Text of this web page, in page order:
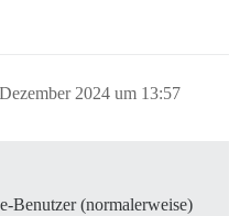
2024 um 13:57
Benutzer (normalerweise)